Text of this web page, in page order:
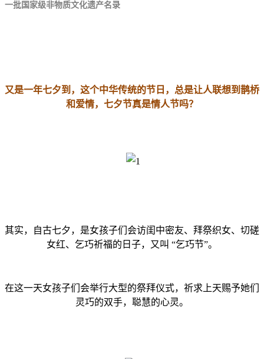
一批国家级非物质文化遗产名录
又是一年七夕到，这个中华传统的节日，总是让人联想到鹊桥
和爱情，七夕节真是情人节吗？
其实，自古七夕，是女孩子们会访闺中密友、拜祭织女、切磋
女红、乞巧祈福的日子，又叫 “乞巧节”。
在这一天女孩子们会举行大型的祭拜仪式，祈求上天赐予她们
灵巧的双手，聪慧的心灵。